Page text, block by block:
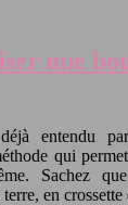
une
entendu
qui
Sachez
terre, en